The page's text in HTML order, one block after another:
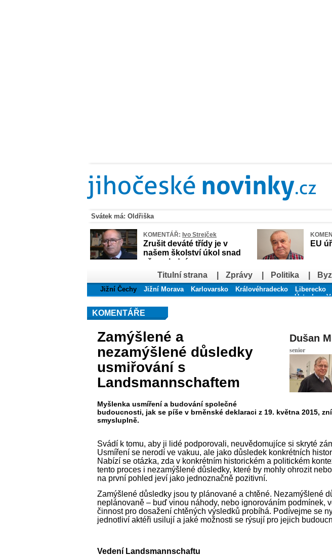
Svátek má: Oldřiška
KOMENTÁŘ: Ivo Strejček
Zrušit deváté třídy je v
našem školství úkol snad
až poslední
EU
Titulní strana Zprávy Politika
Jižní Čechy Jižní Morava Karlovarsko Královéhradecko Liberecko
Ústecko
KOMENTÁŘE
Dušan
senior
Zamýšlené a
nezamýšlené důsledky
usmiřování s
Landsmannschaftem
Myšlenka usmíření a budování společné
budoucnosti, jak se píše v brněnské deklaraci z 19. května 2015,
smysluplně.
Svádí k tomu, aby ji lidé podporovali, neuvědomujíce si skryté
Usmíření se nerodí ve vakuu, ale jako důsledek konkrétních
Nabízí se otázka, zda v konkrétním historickém a politickém
tento proces i nezamýšlené důsledky, které by mohly ohrozit
na první pohled jeví jako jednoznačně pozitivní.
Zamýšlené důsledky jsou ty plánované a chtěné. Nezamýšlené
neplánovaně – buď vinou náhody, nebo ignorováním podmínek,
činnost pro dosažení chtěných výsledků probíhá. Podívejme se
jednotliví aktéři usilují a jaké možnosti se rýsují pro jejich
Vedení Landsmannschaftu